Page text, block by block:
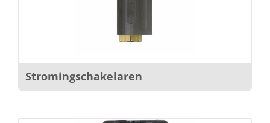
Stromingschakelaren